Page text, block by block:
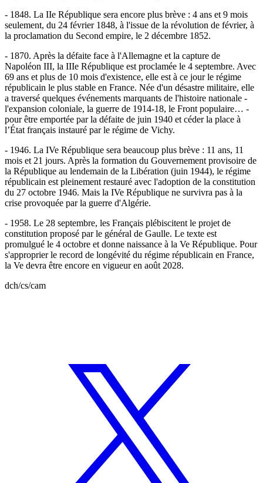
- 1848. La IIe République sera encore plus brève : 4 ans et 9 mois
seulement, du 24 février 1848, à l'issue de la révolution de février, à
la proclamation du Second empire, le 2 décembre 1852.
- 1870. Après la défaite face à l'Allemagne et la capture de
Napoléon III, la IIIe République est proclamée le 4 septembre. Avec
69 ans et plus de 10 mois d'existence, elle est à ce jour le régime
républicain le plus stable en France. Née d'un désastre militaire, elle
a traversé quelques événements marquants de l'histoire nationale -
l'expansion coloniale, la guerre de 1914-18, le Front populaire… -
pour être emportée par la défaite de juin 1940 et céder la place à
l’État français instauré par le régime de Vichy.
- 1946. La IVe République sera beaucoup plus brève : 11 ans, 11
mois et 21 jours. Après la formation du Gouvernement provisoire de
la République au lendemain de la Libération (juin 1944), le régime
républicain est pleinement restauré avec l'adoption de la constitution
du 27 octobre 1946. Mais la IVe République ne survivra pas à la
crise provoquée par la guerre d'Algérie.
- 1958. Le 28 septembre, les Français plébiscitent le projet de
constitution proposé par le général de Gaulle. Le texte est
promulgué le 4 octobre et donne naissance à la Ve République. Pour
s'approprier le record de longévité du régime républicain en France,
la Ve devra être encore en vigueur en août 2028.
dch/cs/cam